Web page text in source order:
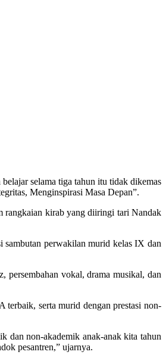
selama tiga tahun itu tidak dikemas
Menginspirasi Masa Depan”.
rangkaian kirab yang diiringi tari Nandak
sambutan perwakilan murid kelas IX dan
persembahan vokal, drama musikal, dan
terbaik, serta murid dengan prestasi non-
dan non-akademik anak-anak kita tahun
pesantren,” ujarnya.